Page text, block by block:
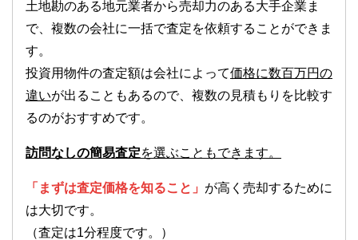
土地勘のある地元業者から売却力のある大手企業ま
で、複数の会社に一括で査定を依頼することができま
す。
投資用物件の査定額は会社によって価格に数百万円の
違いが出ることもあるので、複数の見積もりを比較す
るのがおすすめです。
訪問なしの簡易査定を選ぶこともできます。
「まずは査定価格を知ること」 が高く売却するために
は大切です。
（査定は1分程度です。）